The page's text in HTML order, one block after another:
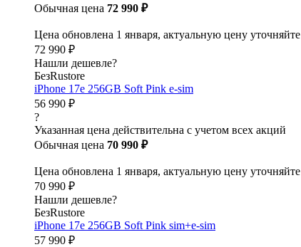
Обычная цена 72 990 ₽
Цена обновлена 1 января, актуальную цену уточняйте
72 990 ₽
Нашли дешевле?
БезRustore
iPhone 17e 256GB Soft Pink e-sim
56 990 ₽
?
Указанная цена действительна с учетом всех акций
Обычная цена 70 990 ₽
Цена обновлена 1 января, актуальную цену уточняйте
70 990 ₽
Нашли дешевле?
БезRustore
iPhone 17e 256GB Soft Pink sim+e-sim
57 990 ₽